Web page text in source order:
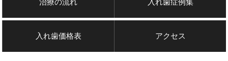
治療の流れ 入れ歯症例集
入れ歯価格表 アクセス